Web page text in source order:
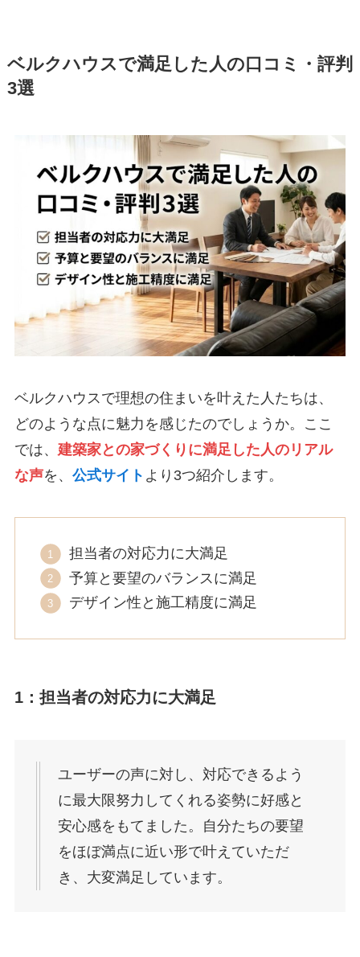
ベルクハウスで満足した人の口コミ・評判
3選
ベルクハウスで理想の住まいを叶えた人たちは、
どのような点に魅力を感じたのでしょうか。ここ
では、 建築家との家づくりに満足した人のリアル
な声を、 公式サイト より3つ紹介します。
担当者の対応力に大満足
予算と要望のバランスに満足
デザイン性と施工精度に満足
1：担当者の対応力に大満足
ユーザーの声に対し、対応できるよう
に最大限努力してくれる姿勢に好感と
安心感をもてました。自分たちの要望
をほぼ満点に近い形で叶えていただ
き、大変満足しています。